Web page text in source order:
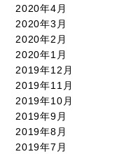
2020年4月
2020年3月
2020年2月
2020年1月
2019年12月
2019年11月
2019年10月
2019年9月
2019年8月
2019年7月